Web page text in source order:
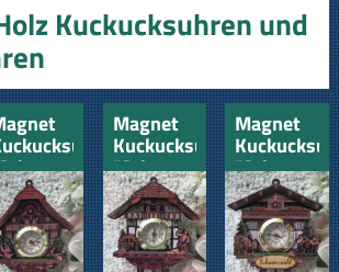
Kuckucksuhren und
Magnet
Kuckucksuhr
"Schwarzwald"
Mühlrad
und
Schwarzwälder
Magnet
Musiker
und
Holzschild